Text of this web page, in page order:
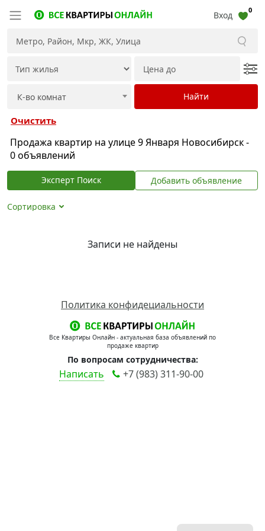
Вход 0
Очистить
Продажа квартир на улице 9 Января Новосибирск -
0 объявлений
Эксперт Поиск Добавить объявление
Сортировка
Записи не найдены
Политика конфидециальности
Все Квартиры Онлайн - актуальная база объявлений по
продаже квартир
По вопросам сотрудничества:
Написать +7 (983) 311-90-00